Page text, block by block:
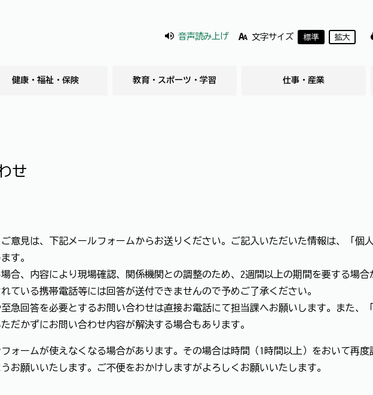
音声読み上げ 文字サイズ 標準 拡大
健康・福祉・保険 教育・スポーツ・学習 仕事・産業
せ
意見は、下記メールフォームからお送りください。ご記入いただいた情報は、「個
す。
合、内容により現場確認、関係機関との調整のため、2週間以上の期間を要する場
ている携帯電話等には回答が送付できませんので予めご了承ください。
急回答を必要とするお問い合わせは直接お電話にて担当課へお願いします。また、
だかずにお問い合わせ内容が解決する場合もあります。
ォームが使えなくなる場合があります。その場合は時間（1時間以上）をおいて再
お願いいたします。ご不便をおかけしますがよろしくお願いいたします。